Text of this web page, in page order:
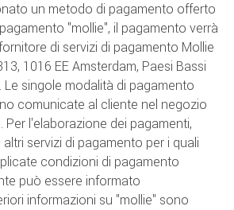
un metodo di pagamento offerto
"mollie", il pagamento verrà
di servizi di pagamento Mollie
1016 EE Amsterdam, Paesi Bassi
Le singole modalità di pagamento
comunicate al cliente nel negozio
Per l'elaborazione dei pagamenti,
servizi di pagamento per i quali
condizioni di pagamento
può essere informato
informazioni su "mollie" sono